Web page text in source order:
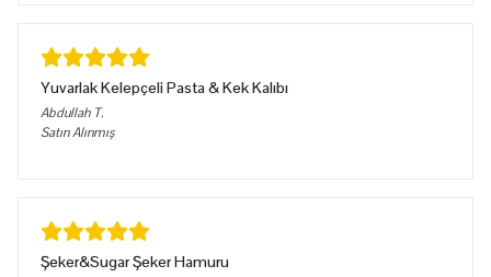
Yuvarlak Kelepçeli Pasta & Kek Kalıbı
Abdullah T.
Satın Alınmış
Şeker&Sugar Şeker Hamuru